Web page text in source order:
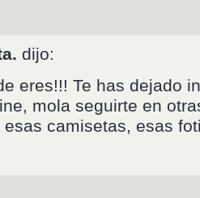
dijo:
eres!!! Te has dejado
mola seguirte en
esas camisetas, esas